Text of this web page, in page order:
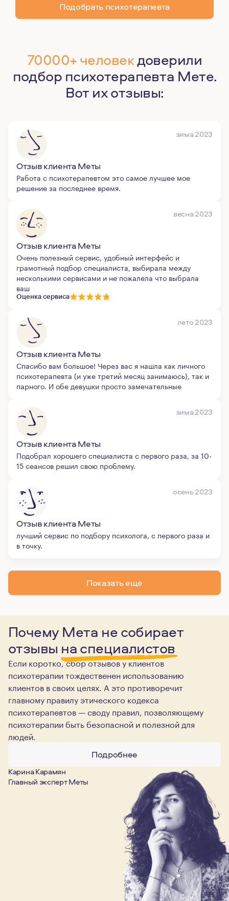
Подобрать психотерапевта
70000+ человекдоверили
подбор психотерапевта Мете.
Вот их отзывы:
зима 2023
Отзыв клиента Меты
Работа с психотерапевтом это самое лучшее мое
решение за последнее время.
весна 2023
Отзыв клиента Меты
Очень полезный сервис, удобный интерфейс и
грамотный подбор специалиста, выбирала между
несколькими сервисами и не пожалела что выбрала
ваш
Оценка сервиса
лето 2023
Отзыв клиента Меты
Спасибо вам большое! Через вас я нашла как личного
психотерапевта (и уже третий месяц занимаюсь), так и
парного. И обе девушки просто замечательные
зима 2023
Отзыв клиента Меты
Подобрал хорошего специалиста с первого раза, за 10-
15 сеансов решил свою проблему.
осень 2023
Отзыв клиента Меты
лучший сервис по подбору психолога, с первого раза и
в точку.
Показать еще
Почему Мета не собирает
отзывы на специалистов
Если коротко, сбор отзывов у клиентов
психотерапии тождественен использованию
клиентов в своих целях. А это противоречит
главному правилу этического кодекса
психотерапевтов — своду правил, позволяющему
психотерапии быть безопасной и полезной для
людей.
Подробнее
Карина Карамян
Главный эксперт Меты